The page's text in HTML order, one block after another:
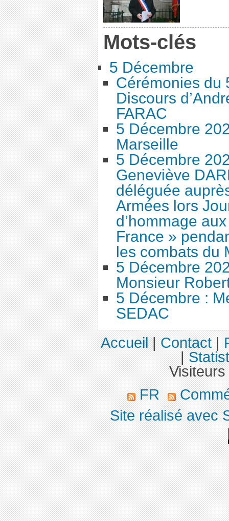
Mots-clés
5 Décembre
Cérémonies du
Discours
FARAC
5 Décembre
Marseille
5 Décembre
Geneviève
déléguée
Armées lors
d’hommage
France »
les combats du
5 Décembre
Monsieur
5 Décembre :
SEDAC
Accueil|Contact|
|
FR
Site réalisé avec